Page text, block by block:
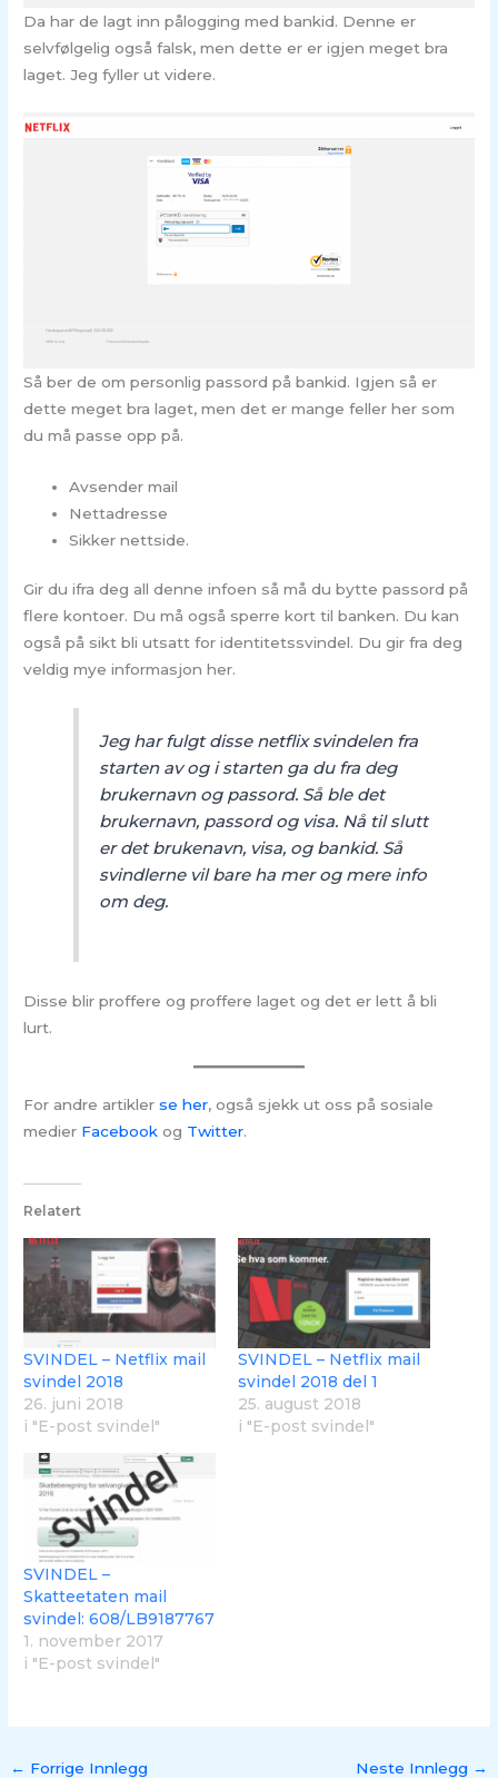
Da har de lagt inn pålogging med bankid. Denne er
selvfølgelig også falsk, men dette er er igjen meget bra
laget. Jeg fyller ut videre.
Så ber de om personlig passord på bankid. Igjen så er
dette meget bra laget, men det er mange feller her som
du må passe opp på.
Avsender mail
Nettadresse
Sikker nettside.
Gir du ifra deg all denne infoen så må du bytte passord på
flere kontoer. Du må også sperre kort til banken. Du kan
også på sikt bli utsatt for identitetssvindel. Du gir fra deg
veldig mye informasjon her.
Jeg har fulgt disse netflix svindelen fra
starten av og i starten ga du fra deg
brukernavn og passord. Så ble det
brukernavn, passord og visa. Nå til slutt
er det brukenavn, visa, og bankid. Så
svindlerne vil bare ha mer og mere info
om deg.
Disse blir proffere og proffere laget og det er lett å bli
lurt.
For andre artiklerse her, også sjekk ut oss på sosiale
medier Facebookog Twitter.
Relatert
SVINDEL – Netflix mail
svindel 2018
26. juni 2018
i "E-post svindel"
SVINDEL – Netflix mail
svindel 2018 del 1
25. august 2018
i "E-post svindel"
SVINDEL –
Skatteetaten mail
svindel: 608/LB9187767
1. november 2017
i "E-post svindel"
← Forrige Innlegg Neste Innlegg →